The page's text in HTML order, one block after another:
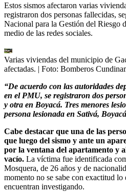
Estos sismos afectaron varias
registraron dos personas fallecidas,
Nacional para la Gestión del Riesgo
medio de las redes sociales.
Varias viviendas del municipio de
afectadas. | Foto: Bomberos
“De acuerdo con las autoridades
en el PMU, se registraron dos
y otra en Boyacá. Tres menores
persona lesionada en Sativá,
Cabe destacar que una de las
que luego del sismo y ante un
por la ventana del apartamento y
vacío. La víctima fue identificada
Mosquera, de 26 años y de
momento no se sabe con exactitud lo
encuentran investigando.